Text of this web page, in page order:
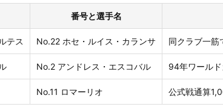
番号と選手名
テス No.22 ホセ・ルイス・カランサ 同クラブ一筋
No.2 アンドレス・エスコバル 94年ワール
No.11 ロマーリオ 公式戦通算